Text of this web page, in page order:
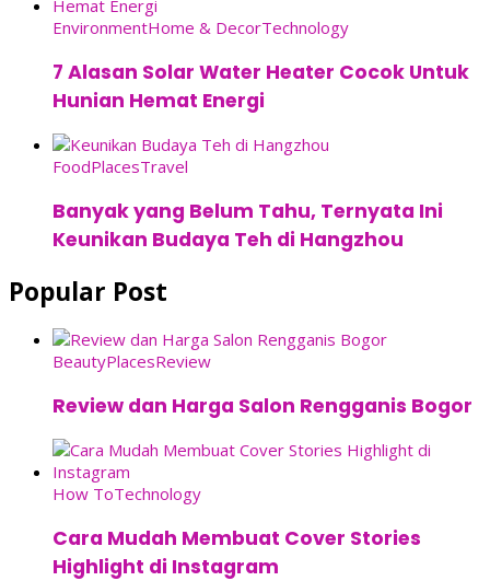
EnvironmentHome & DecorTechnology
7 Alasan Solar Water Heater Cocok Untuk
Hunian Hemat Energi
FoodPlacesTravel
Banyak yang Belum Tahu, Ternyata Ini
Keunikan Budaya Teh di Hangzhou
Popular Post
BeautyPlacesReview
Review dan Harga Salon Rengganis Bogor
How ToTechnology
Cara Mudah Membuat Cover Stories
Highlight di Instagram